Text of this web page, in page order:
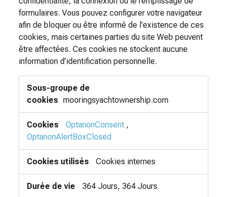
formulaires. Vous pouvez configurer votre navigateur
afin de bloquer ou être informé de l'existence de ces
cookies, mais certaines parties du site Web peuvent
être affectées. Ces cookies ne stockent aucune
information d’identification personnelle.
Cookies
strictement
nécessaires mooringsyachtownership.com
OptanonConsent ,
OptanonAlertBoxClosed
Cookies internes
364 Jours, 364 Jours